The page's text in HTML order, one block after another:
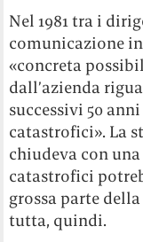
Nel 1981 tra i
comunicazione
«concreta
dall’azienda
successivi 50
catastrofici». La
chiudeva con
catastrofici
grossa parte
tutta, quindi.